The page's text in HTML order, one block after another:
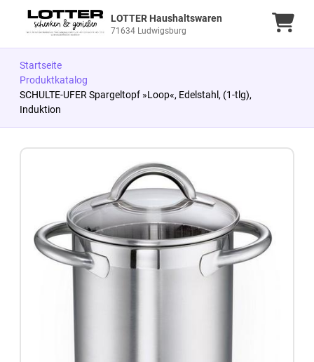
LOTTER Haushaltswaren
71634 Ludwigsburg
Startseite
Produktkatalog
SCHULTE-UFER Spargeltopf »Loop«, Edelstahl, (1-tlg),
Induktion